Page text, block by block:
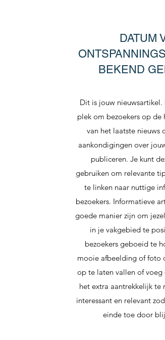
DATUM
BEKEND
Dit is jouw
plek om bezoekers op
van het laatste nieuws
aankondigingen over
publiceren. Je kunt
gebruiken om relevante
te linken naar nuttige
bezoekers. Informatieve
goede manier zijn om
in je vakgebied te
bezoekers geboeid te
mooie afbeelding of foto
op te laten vallen of
het extra aantrekkelijk te
interessant en relevant
einde toe door